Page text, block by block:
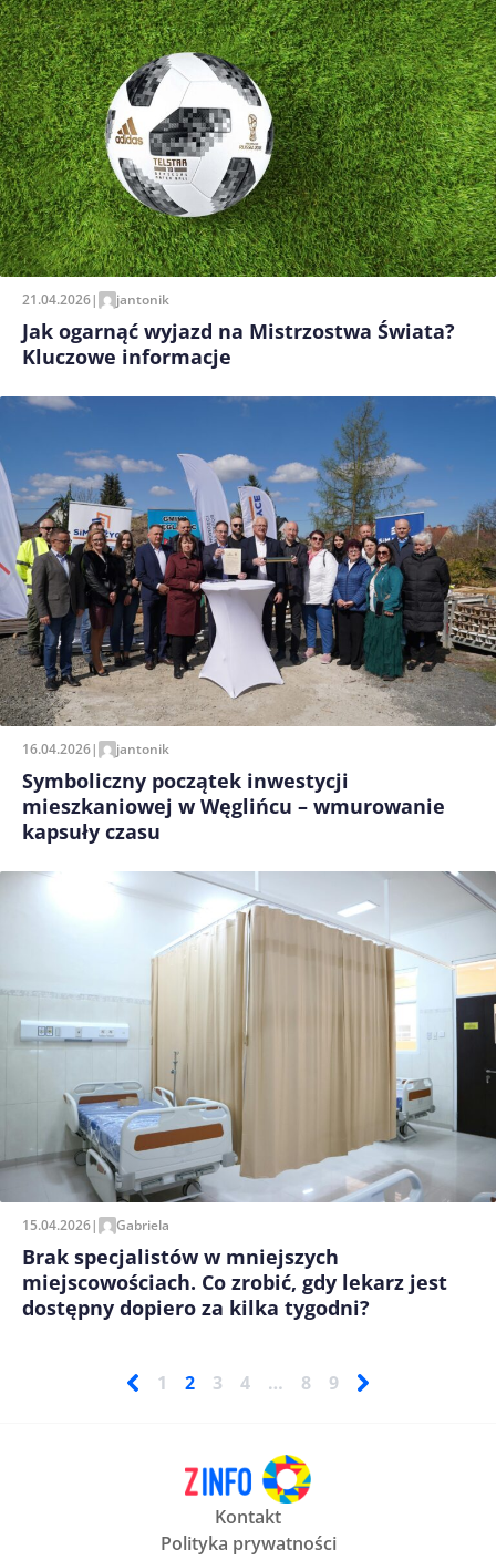
21.04.2026| jantonik
Jak ogarnąć wyjazd na Mistrzostwa Świata?
Kluczowe informacje
16.04.2026| jantonik
Symboliczny początek inwestycji
mieszkaniowej w Węglińcu – wmurowanie
kapsuły czasu
15.04.2026| Gabriela
Brak specjalistów w mniejszych
miejscowościach. Co zrobić, gdy lekarz jest
dostępny dopiero za kilka tygodni?
1 2 3 4 … 8 9
Kontakt
Polityka prywatności